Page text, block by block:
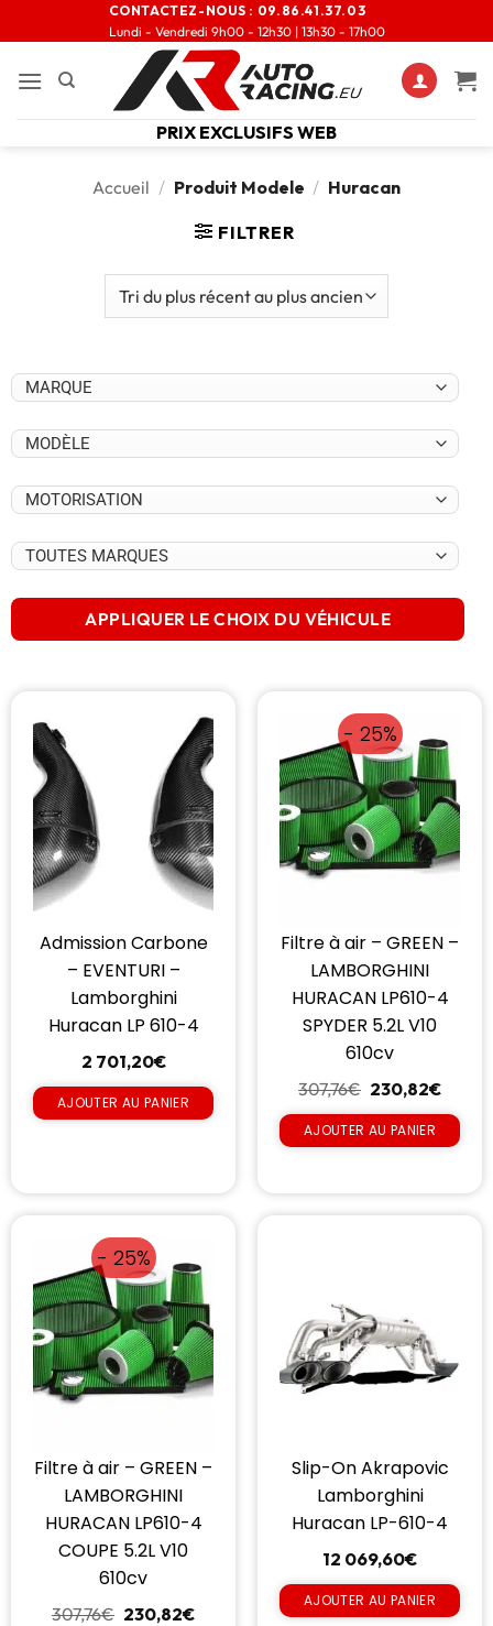
CONTACTEZ-NOUS : 09.86.41.37.03
Lundi - Vendredi 9h00 - 12h30 | 13h30 - 17h00
PRIX EXCLUSIFS WEB
Accueil / Produit Modele / Huracan
FILTRER
APPLIQUER LE CHOIX DU VÉHICULE
Admission Carbone
– EVENTURI –
Lamborghini
Huracan LP 610-4
2 701,20€
AJOUTER AU PANIER
- 25%
Filtre à air – GREEN –
LAMBORGHINI
HURACAN LP610-4
SPYDER 5.2L V10
610cv
307,76€ 230,82€
AJOUTER AU PANIER
- 25%
Filtre à air – GREEN –
LAMBORGHINI
HURACAN LP610-4
COUPE 5.2L V10
610cv
307,76€ 230,82€
Slip-On Akrapovic
Lamborghini
Huracan LP-610-4
12 069,60€
AJOUTER AU PANIER